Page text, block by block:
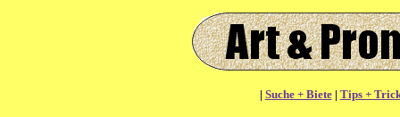
| Suche + Biete| Tips +